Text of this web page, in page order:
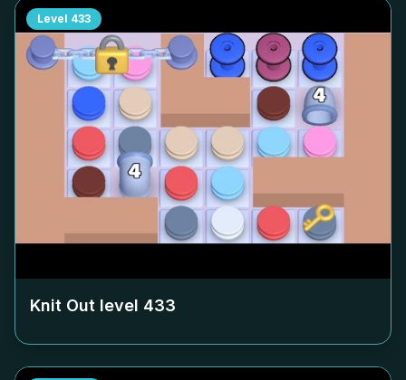
Level 433
Knit Out level 433